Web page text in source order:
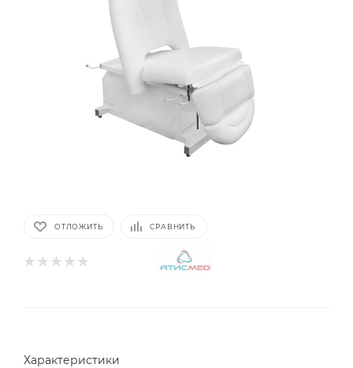
ОТЛОЖИТЬ СРАВНИТЬ
Характеристики